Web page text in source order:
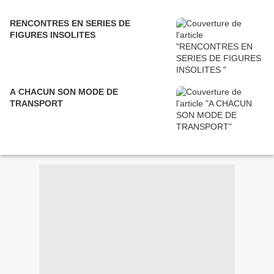
RENCONTRES EN SERIES DE
FIGURES INSOLITES
A CHACUN SON MODE DE
TRANSPORT